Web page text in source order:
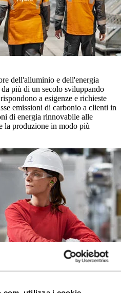
dell'alluminio e dell'energia
più di un secolo sviluppando
a esigenze e richieste
emissioni di carbonio a clienti in
di energia rinnovabile alle
la produzione in modo più
Press releases, photos, stories,